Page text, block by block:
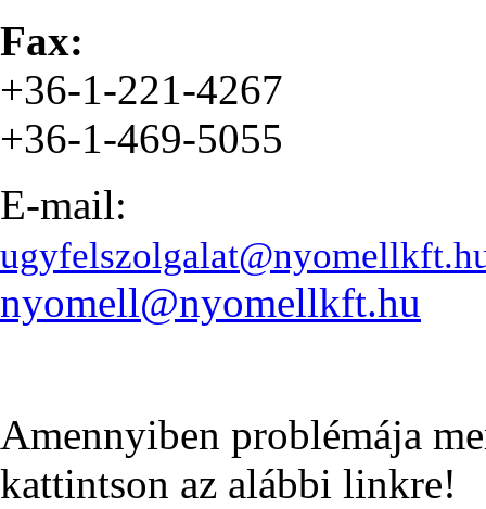
Fax:
+36-1-221-4267
+36-1-469-5055
E-mail:
nyomell@nyomellkft.hu
Amennyiben problémája
kattintson az alábbi linkre!